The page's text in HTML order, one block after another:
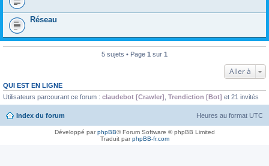
Réseau
5 sujets • Page 1 sur 1
Aller à
QUI EST EN LIGNE
Utilisateurs parcourant ce forum : claudebot [Crawler] Trendiction [Bot] et 21 invités
Index du forum Heures au format UTC
Développé parphpBB® Forum Software © phpBB Limited
Traduit parphpBB-fr.com